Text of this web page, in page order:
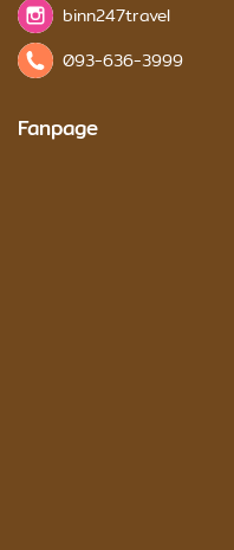
binn247travel
093-636-3999
Fanpage